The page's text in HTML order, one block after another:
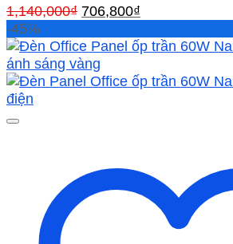
1,140,000₫ Giá
là:
1,140,000₫.
706,800₫
tại
706,800₫.
-45%